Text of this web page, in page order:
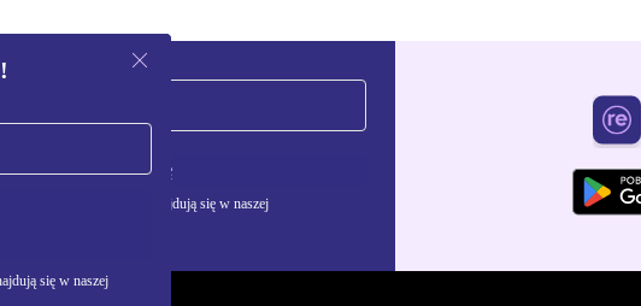
się w naszej
Zarejestruj się
danych osobowych znajdują się w naszej